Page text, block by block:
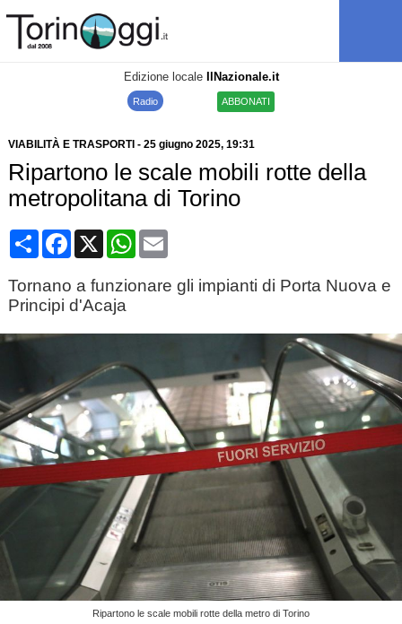
Edizione locale IlNazionale.it
Radio ABBONATI
VIABILITÀ E TRASPORTI - 25 giugno 2025, 19:31
Ripartono le scale mobili rotte della
metropolitana di Torino
CondividiFacebook
X WhatsApp
Email
Tornano a funzionare gli impianti di Porta Nuova e
Principi d'Acaja
Ripartono le scale mobili rotte della metro di Torino